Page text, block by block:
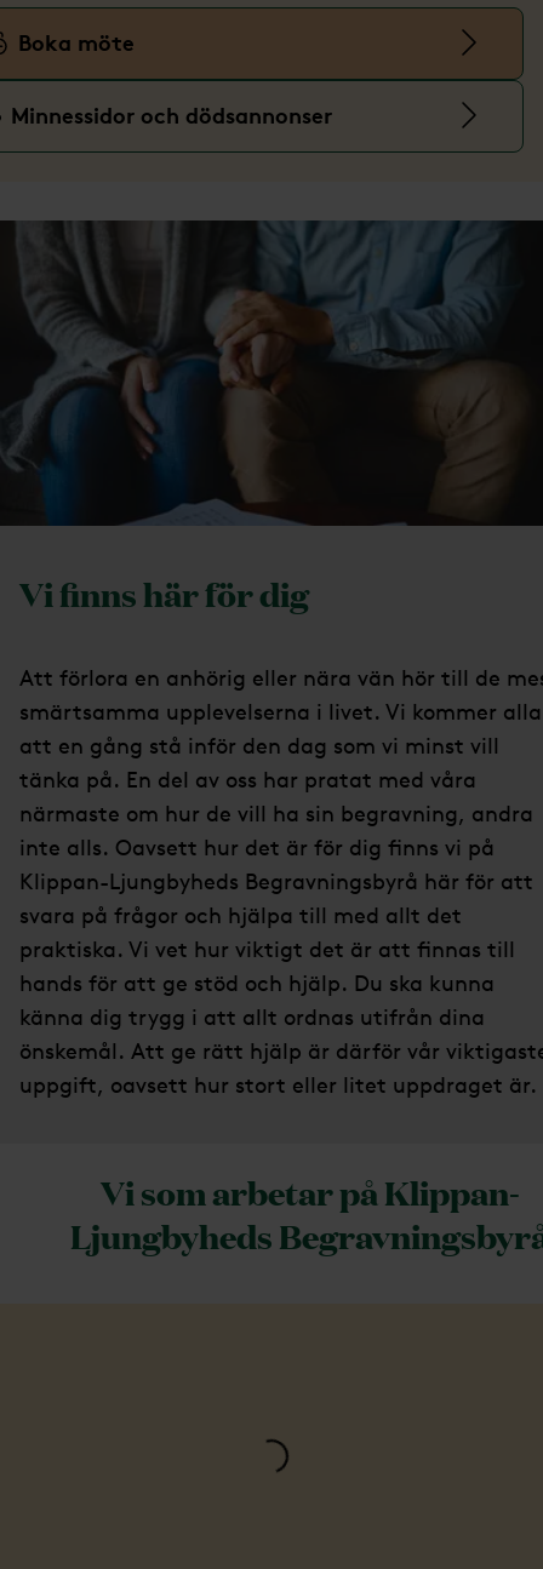
Boka möte
Minnessidor och dödsannonser
Vi finns här för dig
Att förlora en anhörig eller nära vän hör till de
smärtsamma upplevelserna i livet. Vi kommer alla
att en gång stå inför den dag som vi minst vill
tänka på. En del av oss har pratat med våra
närmaste om hur de vill ha sin begravning, andra
inte alls. Oavsett hur det är för dig finns vi på
Klippan-Ljungbyheds Begravningsbyrå här för att
svara på frågor och hjälpa till med allt det
praktiska. Vi vet hur viktigt det är att finnas till
hands för att ge stöd och hjälp. Du ska kunna
känna dig trygg i att allt ordnas utifrån dina
önskemål. Att ge rätt hjälp är därför vår
uppgift, oavsett hur stort eller litet uppdraget är.
Vi som arbetar på Klippan-
Ljungbyheds
Loading...